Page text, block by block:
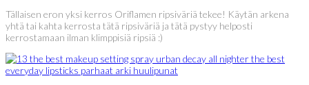
Tällaisen eron yksi kerros Oriflamen ripsiväriä tekee! Käytän arkena
yhtä tai kahta kerrosta tätä ripsiväriä ja tätä pystyy helposti
kerrostamaan ilman klimppisiä ripsiä :)